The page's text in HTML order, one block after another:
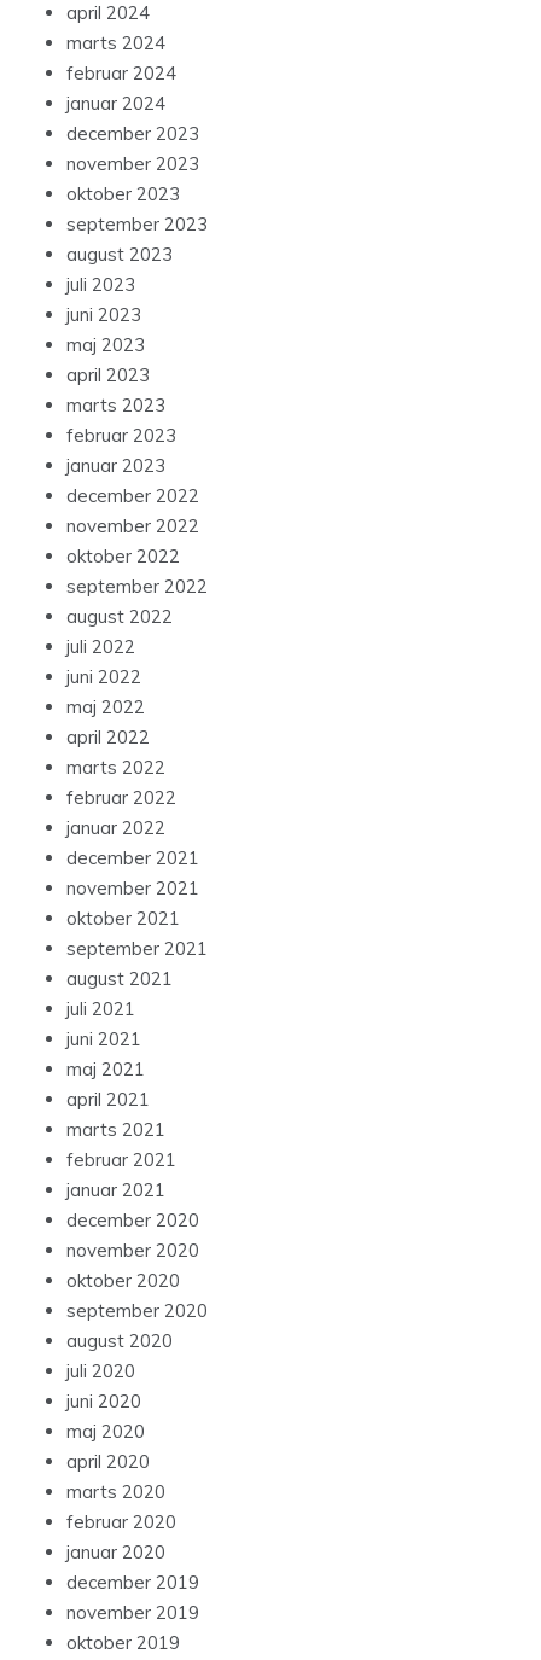
april 2024
marts 2024
februar 2024
januar 2024
december 2023
november 2023
oktober 2023
september 2023
august 2023
juli 2023
juni 2023
maj 2023
april 2023
marts 2023
februar 2023
januar 2023
december 2022
november 2022
oktober 2022
september 2022
august 2022
juli 2022
juni 2022
maj 2022
april 2022
marts 2022
februar 2022
januar 2022
december 2021
november 2021
oktober 2021
september 2021
august 2021
juli 2021
juni 2021
maj 2021
april 2021
marts 2021
februar 2021
januar 2021
december 2020
november 2020
oktober 2020
september 2020
august 2020
juli 2020
juni 2020
maj 2020
april 2020
marts 2020
februar 2020
januar 2020
december 2019
november 2019
oktober 2019